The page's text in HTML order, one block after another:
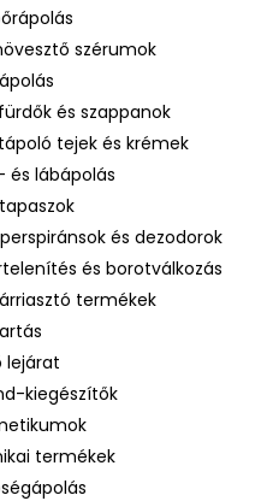
szérumok
és szappanok
tejek és krémek
és lábápolás
és dezodorok
és borotválkozás
termékek
lejárat
kiegészítők
termékek